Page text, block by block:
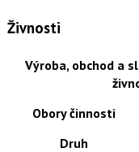
Živnosti
Výroba, obchod a
Obory činnosti
Druh